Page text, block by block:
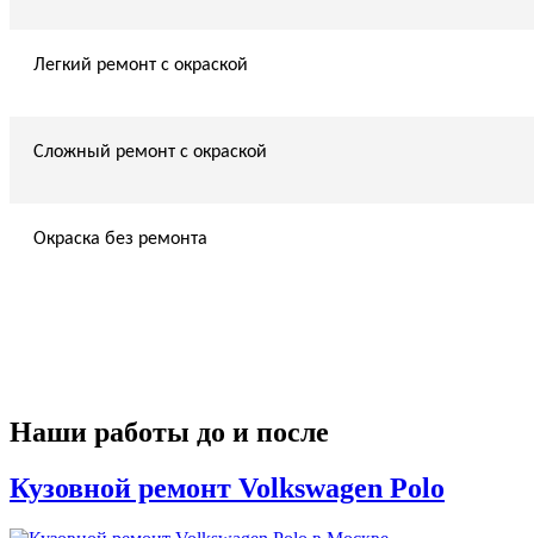
Легкий ремонт с окраской
Сложный ремонт с окраской
Окраска без ремонта
Наши работы до и после
Кузовной ремонт Volkswagen Polo